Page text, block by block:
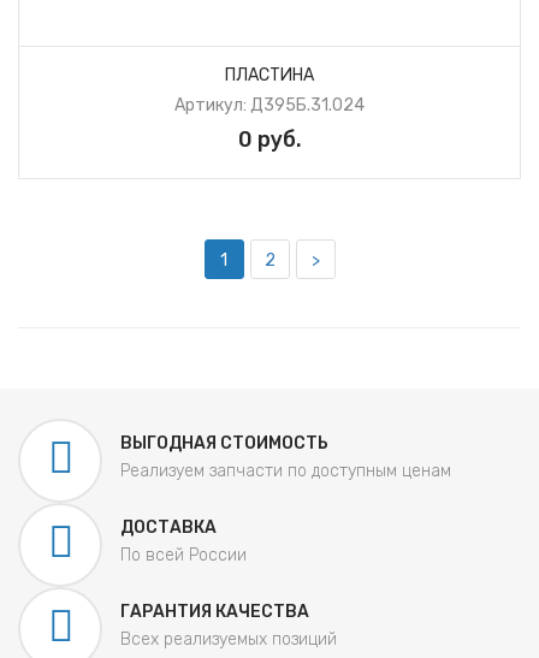
ПЛАСТИНА
Артикул: Д395Б.31.024
0 руб.
1 2 >
ВЫГОДНАЯ СТОИМОСТЬ
Реализуем запчасти по доступным ценам
ДОСТАВКА
По всей России
ГАРАНТИЯ КАЧЕСТВА
Всех реализуемых позиций